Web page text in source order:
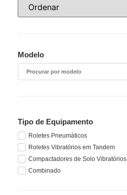
Modelo
Tipo de Equipamento
Roletes Pneumáticos
Roletes Vibratórios em Tandem
Compactadores de Solo Vibratórios
Combinado